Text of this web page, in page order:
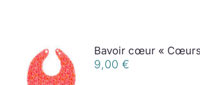
Bavoir cœur «
9,00 €